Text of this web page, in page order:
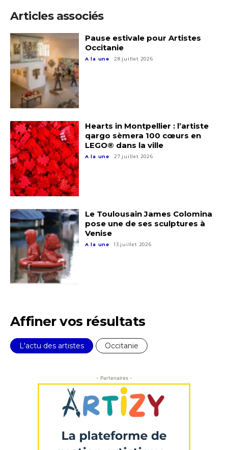
Adresse email*
Nom
Prénom
Statut / Organisation
J'accepte lestermes et conditions
* Champ obligatoire
Adresse email*
Nom
Prénom
Statut / Organisation
J'accepte les
Articles associés
Pause estivale pour Artistes
Occitanie
A la une 28 juillet 2026
Hearts in Montpellier : l’artiste
qargo sèmera 100 cœurs en
LEGO® dans la ville
A la une 27 juillet 2026
Le Toulousain James Colomina
pose une de ses sculptures à
Venise
A la une 13 juillet 2026
Affiner vos résultats
L'actu des artistes Occitanie
- Partenaires -